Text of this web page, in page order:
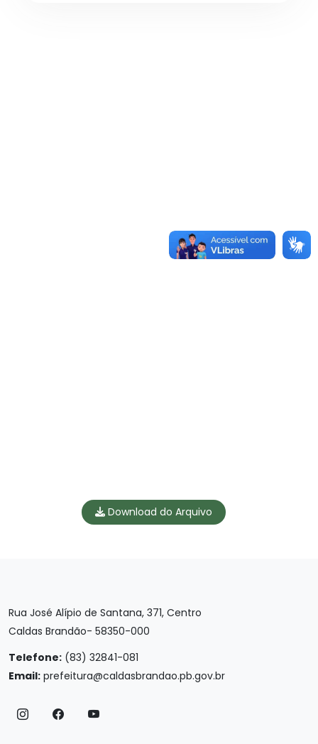
Download do Arquivo
Rua José Alípio de Santana, 371, Centro
Caldas Brandão- 58350-000
Telefone: (83) 32841-081
Email: prefeitura@caldasbrandao.pb.gov.br